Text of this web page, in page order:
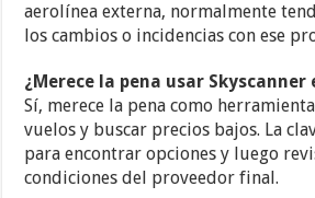
aerolínea externa, normalmente
los cambios o incidencias con ese
¿Merece la pena usar Skyscanner
Sí, merece la pena como
vuelos y buscar precios bajos. La
para encontrar opciones y luego
condiciones del proveedor final.